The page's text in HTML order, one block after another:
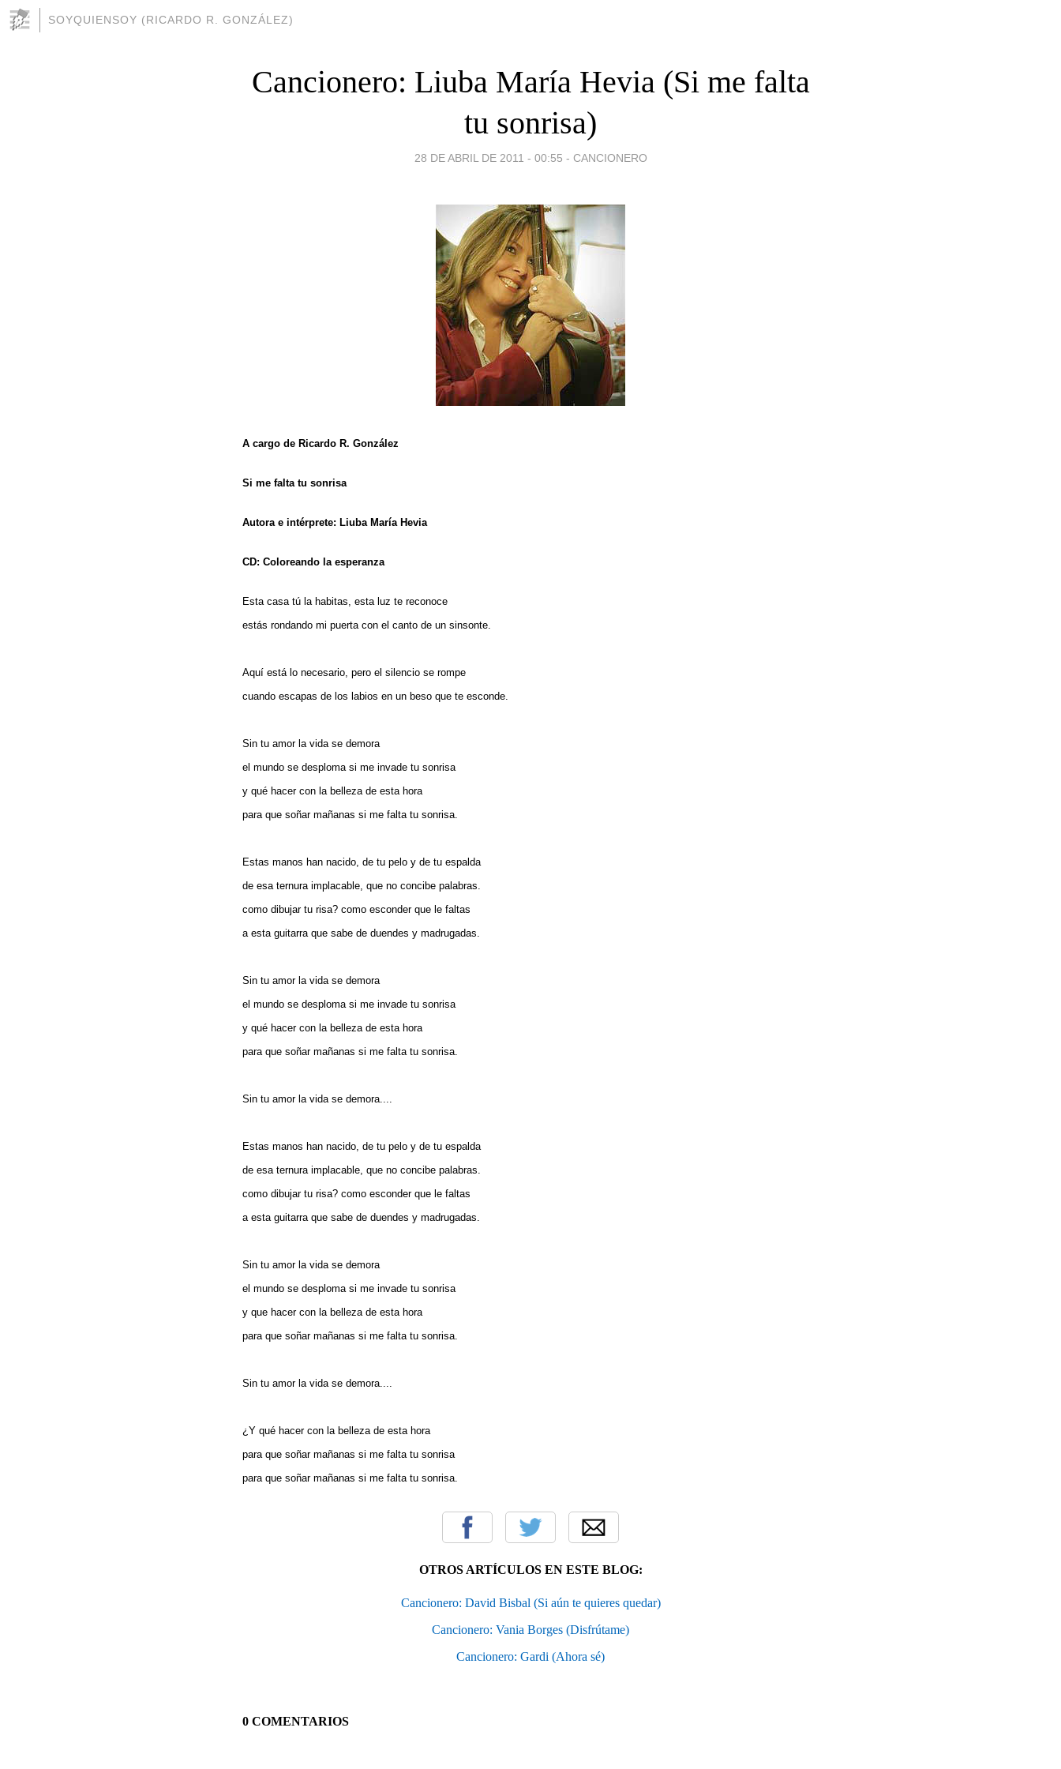
SOYQUIENSOY (RICARDO R. GONZÁLEZ)
Cancionero: Liuba María Hevia (Si me falta
tu sonrisa)
28 DE ABRIL DE 2011 - 00:55 - CANCIONERO
A cargo de Ricardo R. González
Si me falta tu sonrisa
Autora e intérprete: Liuba María Hevia
CD: Coloreando la esperanza
Esta casa tú la habitas, esta luz te reconoce
estás rondando mi puerta con el canto de un sinsonte.
Aquí está lo necesario, pero el silencio se rompe
cuando escapas de los labios en un beso que te esconde.
Sin tu amor la vida se demora
el mundo se desploma si me invade tu sonrisa
y qué hacer con la belleza de esta hora
para que soñar mañanas si me falta tu sonrisa.
Estas manos han nacido, de tu pelo y de tu espalda
de esa ternura implacable, que no concibe palabras.
como dibujar tu risa? como esconder que le faltas
a esta guitarra que sabe de duendes y madrugadas.
Sin tu amor la vida se demora
el mundo se desploma si me invade tu sonrisa
y qué hacer con la belleza de esta hora
para que soñar mañanas si me falta tu sonrisa.
Sin tu amor la vida se demora....
Estas manos han nacido, de tu pelo y de tu espalda
de esa ternura implacable, que no concibe palabras.
como dibujar tu risa? como esconder que le faltas
a esta guitarra que sabe de duendes y madrugadas.
Sin tu amor la vida se demora
el mundo se desploma si me invade tu sonrisa
y que hacer con la belleza de esta hora
para que soñar mañanas si me falta tu sonrisa.
Sin tu amor la vida se demora....
¿Y qué hacer con la belleza de esta hora
para que soñar mañanas si me falta tu sonrisa
para que soñar mañanas si me falta tu sonrisa.
OTROS ARTÍCULOS EN ESTE BLOG:
Cancionero: David Bisbal (Si aún te quieres quedar)
Cancionero: Vania Borges (Disfrútame)
Cancionero: Gardi (Ahora sé)
0 COMENTARIOS